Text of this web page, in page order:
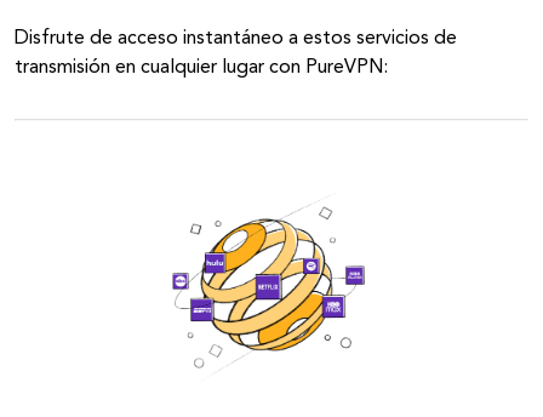
Disfrute de acceso instantáneo a estos servicios de
transmisión en cualquier lugar con PureVPN: